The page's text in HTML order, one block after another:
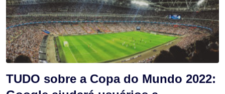
TUDO sobre a Copa do Mundo 2022: